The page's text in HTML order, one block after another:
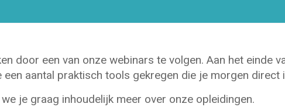
door een van onze webinars te volgen. Aan het einde
aantal praktisch tools gekregen die je morgen direct
je graag inhoudelijk meer over onze opleidingen.